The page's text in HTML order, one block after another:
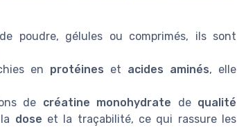
poudre, gélules ou comprimés, ils sont
en protéines et acides aminés, elle
de créatine monohydrate de qualité
dose et la traçabilité, ce qui rassure les